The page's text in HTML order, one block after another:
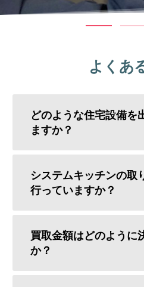
よくあ
どのような住宅設備を
ますか？
システムキッチンの取
行っていますか？
買取金額はどのように
か？